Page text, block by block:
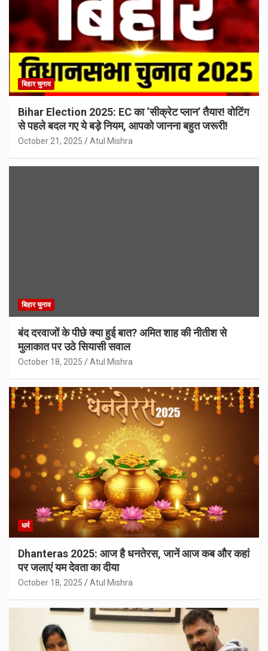
बिहार चुनाव
Bihar Election 2025: EC का ‘सीक्रेट प्लान’ तैयार! वोटिंग
से पहले बदल गए ये बड़े नियम, आपको जानना बहुत जरूरी!
October 21, 2025 Atul Mishra
बिहार चुनाव
बंद दरवाजों के पीछे क्या हुई बात? अमित शाह की नीतीश से
मुलाकात पर उठे सियासी सवाल
October 18, 2025 Atul Mishra
धर्म
Dhanteras 2025: आज है धनतेरस, जानें आज कब और कहां
पर जलाएं यम देवता का दीया
October 18, 2025 Atul Mishra